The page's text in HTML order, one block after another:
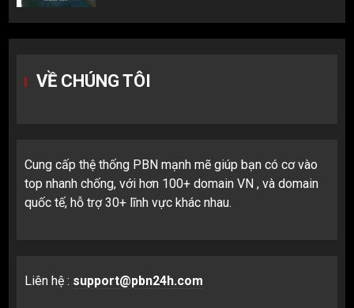
VỀ CHÚNG TÔI
Cung cấp thệ thống PBN mạnh mẽ giúp bạn có cơ vào
top nhanh chống, với hơn 100+ domain VN , và domain
quốc tế, hỗ trợ 30+ lĩnh vực khác nhau.
Liên hệ : support@pbn24h.com